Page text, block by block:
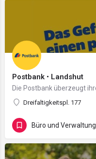
Postbank • Landshut
Dreifaltigkeitspl. 177
Büro und Verwaltung